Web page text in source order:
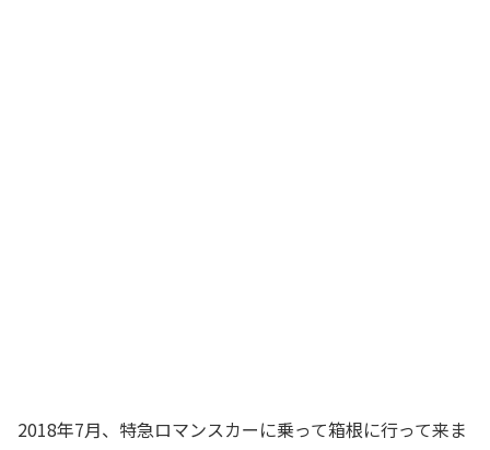
2018年7月、特急ロマンスカーに乗って箱根に行って来ま